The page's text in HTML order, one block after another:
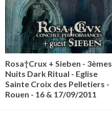
Rosa†Crux + Sieben - 3èmes
Nuits Dark Ritual - Eglise
Sainte Croix des Pelletiers -
Rouen - 16 & 17/09/2011